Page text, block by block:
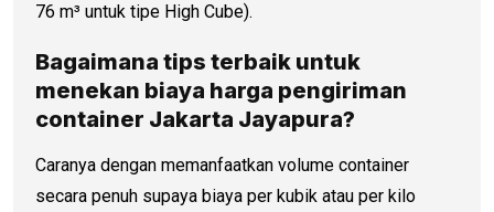
76 m³ untuk tipe High Cube).
Bagaimana tips terbaik untuk
menekan biaya harga pengiriman
container Jakarta Jayapura?
Caranya dengan memanfaatkan volume container
secara penuh supaya biaya per kubik atau per kilo